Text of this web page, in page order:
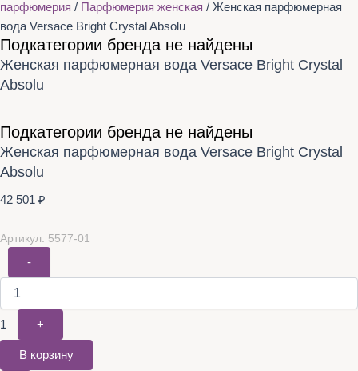
парфюмерия / Парфюмерия женская / Женская парфюмерная
вода Versace Bright Crystal Absolu
Подкатегории бренда не найдены
Женская парфюмерная вода Versace Bright Crystal
Absolu
Подкатегории бренда не найдены
Женская парфюмерная вода Versace Bright Crystal
Absolu
42 501 ₽
Артикул: 5577-01
-
1 +
В корзину